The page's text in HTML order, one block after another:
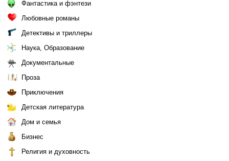
Фантастика и фэнтези
Любовные романы
Детективы и триллеры
Наука, Образование
Документальные
Проза
Приключения
Детская литература
Дом и семья
Бизнес
Религия и духовность